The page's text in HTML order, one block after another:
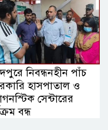
নিবন্ধনহীন পাঁচ
হাসপাতাল ও
সেন্টারের
বন্ধ